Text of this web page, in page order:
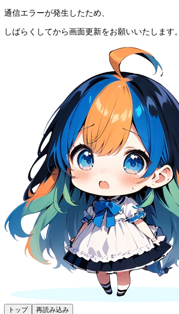
通信エラーが発生したため、
しばらくしてから画面更新をお願いいたします。
トップ 再読み込み